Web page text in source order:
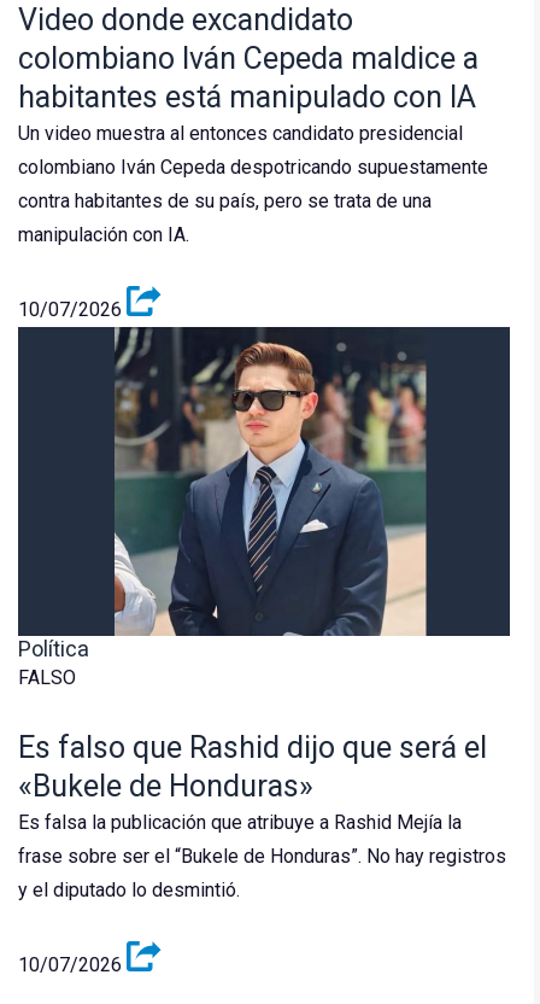
Video donde excandidato
colombiano Iván Cepeda maldice a
habitantes está manipulado con IA
Un video muestra al entonces candidato presidencial
colombiano Iván Cepeda despotricando supuestamente
contra habitantes de su país, pero se trata de una
manipulación con IA.
10/07/2026
Política
FALSO
Es falso que Rashid dijo que será el
«Bukele de Honduras»
Es falsa la publicación que atribuye a Rashid Mejía la
frase sobre ser el “Bukele de Honduras”. No hay registros
y el diputado lo desmintió.
10/07/2026